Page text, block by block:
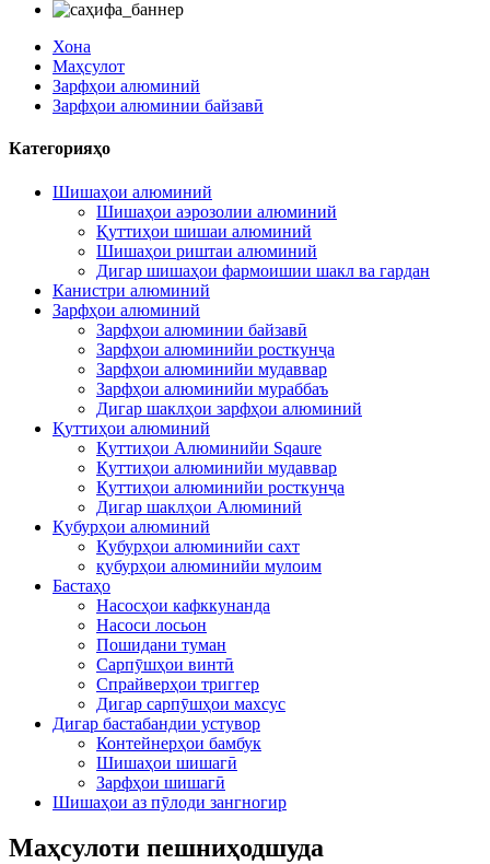
Хона
Маҳсулот
Зарфҳои алюминий
Зарфҳои алюминии байзавӣ
Категорияҳо
Шишаҳои алюминий
Шишаҳои аэрозолии алюминий
Қуттиҳои шишаи алюминий
Шишаҳои риштаи алюминий
Дигар шишаҳои фармоишии шакл ва гардан
Канистри алюминий
Зарфҳои алюминий
Зарфҳои алюминии байзавӣ
Зарфҳои алюминийи росткунҷа
Зарфҳои алюминийи мудаввар
Зарфҳои алюминийи мураббаъ
Дигар шаклҳои зарфҳои алюминий
Қуттиҳои алюминий
Қуттиҳои Алюминийи Sqaure
Қуттиҳои алюминийи мудаввар
Қуттиҳои алюминийи росткунҷа
Дигар шаклҳои Алюминий
Қубурҳои алюминий
Қубурҳои алюминийи сахт
қубурҳои алюминийи мулоим
Бастаҳо
Насосҳои кафккунанда
Насоси лосьон
Пошидани туман
Сарпӯшҳои винтӣ
Спрайверҳои триггер
Дигар сарпӯшҳои махсус
Дигар бастабандии устувор
Контейнерҳои бамбук
Шишаҳои шишагӣ
Зарфҳои шишагӣ
Шишаҳои аз пӯлоди зангногир
Маҳсулоти пешниҳодшуда